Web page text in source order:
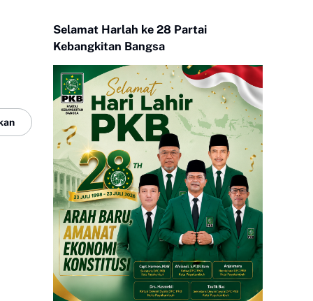
Selamat Harlah ke 28 Partai
Kebangkitan Bangsa